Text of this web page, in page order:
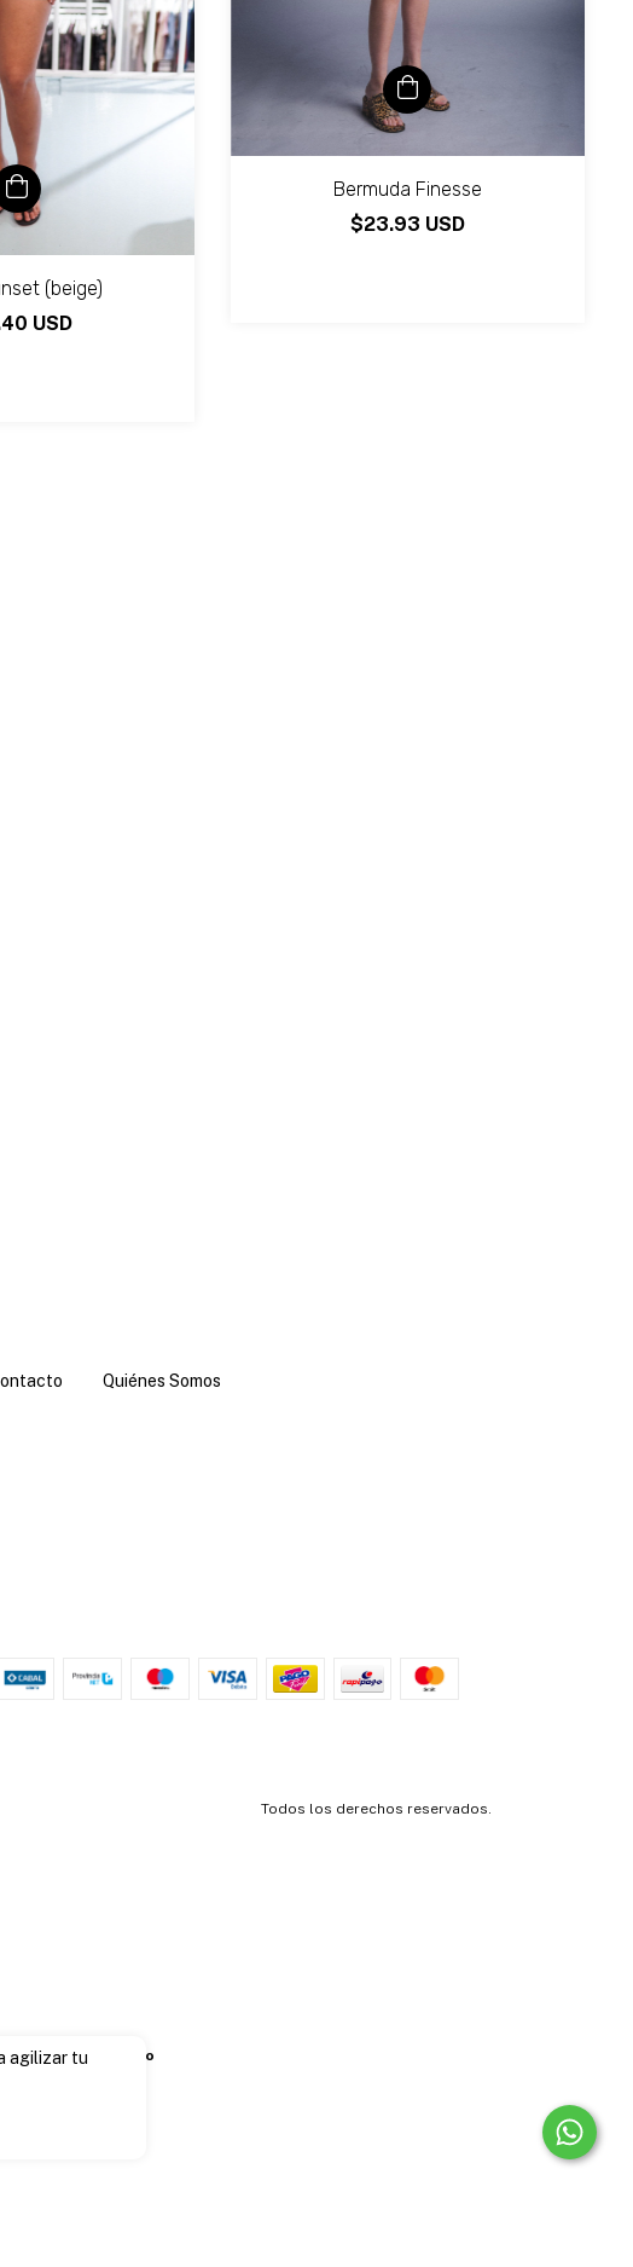
agilizar tu
(beige)
USD
Bermuda Finesse
$23.93 USD
Quiénes Somos
Todos los derechos reservados.
de arrepentimiento